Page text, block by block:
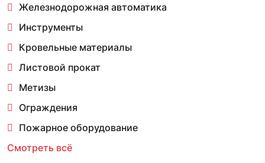
Железнодорожная автоматика
Инструменты
Кровельные материалы
Листовой прокат
Метизы
Ограждения
Пожарное оборудование
Смотреть всё